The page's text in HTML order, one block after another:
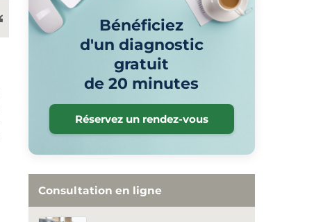
Bénéficiez
d'un diagnostic
gratuit
de 20 minutes
Réservez un rendez-vous
Consultation en ligne